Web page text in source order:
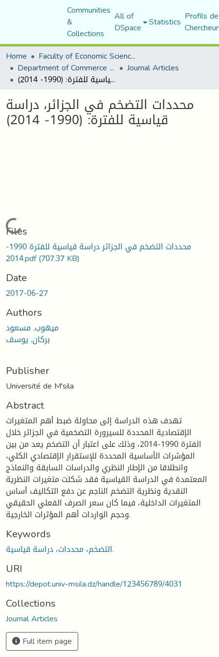
Communities
&
Collections
All of
DSpace Statistics Profils
Home
Faculty of Economic Sciences, Commerce and Management Sciences
Department of Commerce Science Journal Articles
محددات التضخم في الجزائر، دراسة قياسية للفترة: (1990- 2014)
محددات التضخم في الجزائر، دراسة
قياسية للفترة: (1990- 2014)
Loading...
Files
محددات التضخم في الجزائر دراسة قياسية للفترة 1990-
2014.pdf(707.37 KB)
Date
2017-06-27
Authors
ميهوب, مسعود
بركان, يوسف
Publisher
Université de M'sila
Abstract
تهدف هذه الدراسة إلى محاولة ضبط أهم المتغيرات
الإقتصادية المحددة للسيرورة التضخمية في الجزائر خلال
الفترة 1990-2014، وذلك على اعتبار أن التضخم يعد من بين
المؤشرات الأساسية المحددة للإستقرار الإقتصادي الكلي،
وانطلاقا من الإطار النظري والدراسات السابقة والنماذج
المعتمدة في الدراسة القياسية فقد شكلت متغيرات النظرية
النقدية ونظرية التضخم الناجم عن دفع التكاليف أساس
المتغيرات الداخلية، فيما كان سعر الصرف الفعلي الحقيقي
وحجم الواردات أهم المؤثرات الخارجية.
Keywords
التضخم، محددات، دراسة قياسية.
URI
https://depot.univ-msila.dz/handle/123456789/4031
Collections
Journal Articles
Full item page